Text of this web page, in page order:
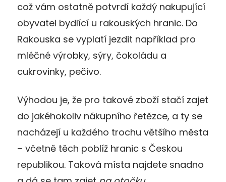
což vám ostatně potvrdí každý nakupující
obyvatel bydlící u rakouských hranic. Do
Rakouska se vyplatí jezdit například pro
mléčné výrobky, sýry, čokoládu a
cukrovinky, pečivo.
Výhodou je, že pro takové zboží stačí zajet
do jakéhokoliv nákupního řetězce, a ty se
nacházejí u každého trochu většího města
– včetně těch poblíž hranic s Českou
republikou. Taková místa najdete snadno